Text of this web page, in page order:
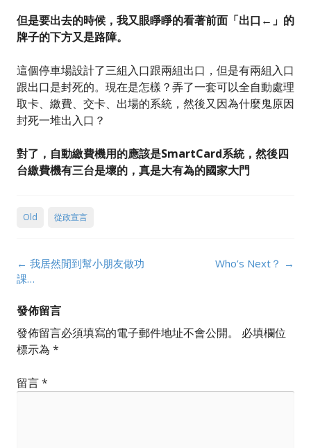
但是要出去的時候，我又眼睜睜的看著前面「出口←」的
牌子的下方又是路障。
這個停車場設計了三組入口跟兩組出口，但是有兩組入口
跟出口是封死的。現在是怎樣？弄了一套可以全自動處理
取卡、繳費、交卡、出場的系統，然後又因為什麼鬼原因
封死一堆出入口？
對了，自動繳費機用的應該是SmartCard系統，然後四
台繳費機有三台是壞的，真是大有為的國家大門
Old 從政宣言
Post
navigation
← 我居然閒到幫小朋友做功
課…
Who’s Next？ →
發佈留言
發佈留言必須填寫的電子郵件地址不會公開。
必填欄位
標示為 *
留言*